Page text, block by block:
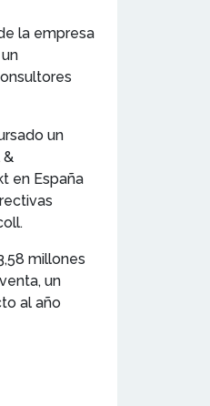
la empresa
un
&
en España
millones
un
al año